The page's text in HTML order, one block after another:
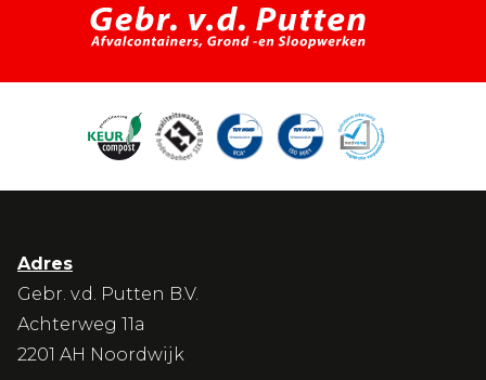
Adres
Gebr. v.d. Putten B.V.
Achterweg 11a
2201 AH Noordwijk